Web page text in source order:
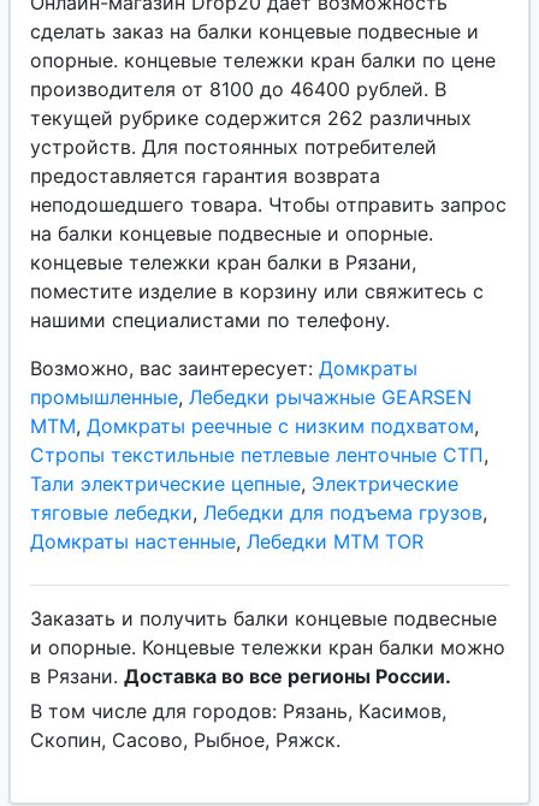
сделать заказ на балки концевые подвесные и
опорные. концевые тележки кран балки по цене
производителя от 8100 до 46400 рублей. В
текущей рубрике содержится 262 различных
устройств. Для постоянных потребителей
предоставляется гарантия возврата
неподошедшего товара. Чтобы отправить запрос
на балки концевые подвесные и опорные.
концевые тележки кран балки в Рязани,
поместите изделие в корзину или свяжитесь с
нашими специалистами по телефону.
Возможно, вас заинтересует: Домкраты
промышленные, Лебедки рычажные GEARSEN
MTM, Домкраты реечные с низким подхватом,
Стропы текстильные петлевые ленточные СТП,
Тали электрические цепные, Электрические
тяговые лебедки, Лебедки для подъема грузов,
Домкраты настенные, Лебедки МТМ TOR
Заказать и получить балки концевые подвесные
и опорные. Концевые тележки кран балки можно
в Рязани. Доставка во все регионы России.
В том числе для городов: Рязань, Касимов,
Скопин, Сасово, Рыбное, Ряжск.